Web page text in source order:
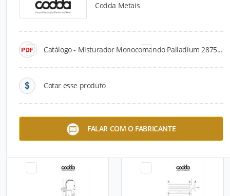
Codda Metais
Catálogo - Misturador Monocomando Palladium 2875...
Cotar esse produto
FALAR COM O FABRICANTE
Catálogos para Download